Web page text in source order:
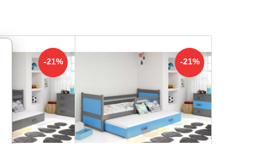
-21% -21%